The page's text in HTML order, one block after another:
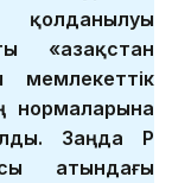
қолданылуы
«Қазақстан
мемлекеттік
нормаларына
Заңда ҚР
атындағы